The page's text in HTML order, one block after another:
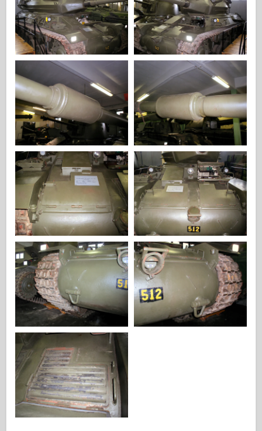
Ande por aí
Livros
Dvds
Contato
le Journal
Os Kits